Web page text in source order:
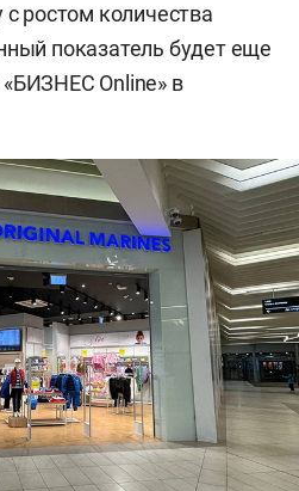
с ростом количества
показатель будет еще
Online» в